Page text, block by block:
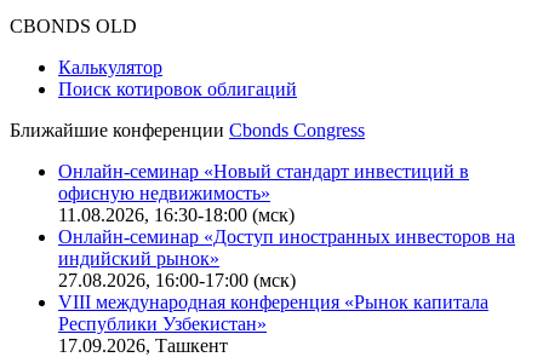
CBONDS OLD
Калькулятор
Поиск котировок облигаций
Ближайшие конференции Cbonds Congress
Онлайн-семинар «Новый стандарт инвестиций в
офисную недвижимость»
11.08.2026, 16:30-18:00 (мск)
Онлайн-семинар «Доступ иностранных инвесторов на
индийский рынок»
27.08.2026, 16:00-17:00 (мск)
VIII международная конференция «Рынок капитала
Республики Узбекистан»
17.09.2026, Ташкент